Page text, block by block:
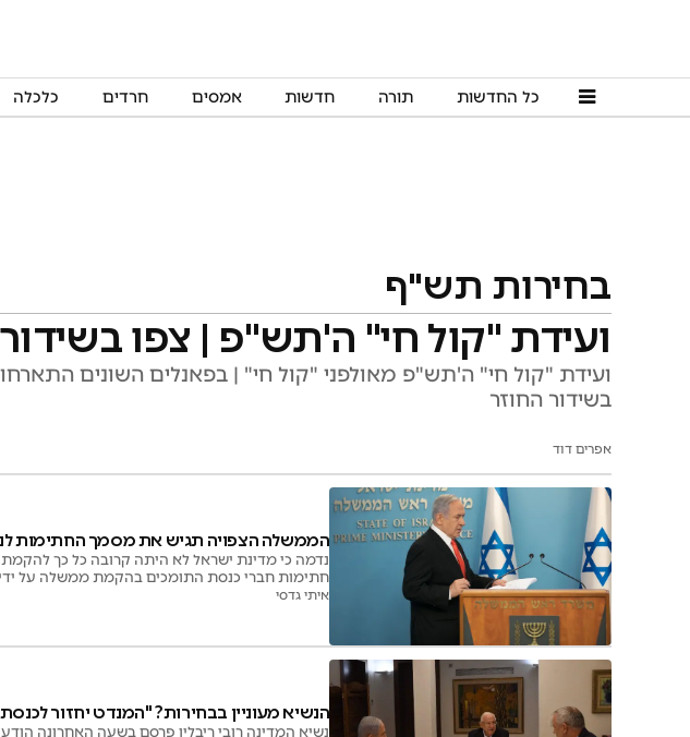
כל החדשות תורה חדשות אמסים חרדים כלכלה
בחירות תש"ף
ועידת "קול חי" ה'תש"פ | צפו
ועידת "קול חי" ה'תש"פ מאולפני "קול חי" | בפאנלים השונים התארחו
בשידור החוזר
אפרים דוד
הממשלה הצפויה תגיש את מסמך החתימות
חתימות חברי כנסת התומכים בהקמת ממשלה על
איתי גדסי
הנשיא מעוניין בבחירות? "המנדט יחזור